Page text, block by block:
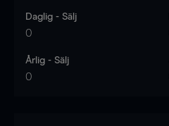
Daglig - Sälj
0
Årlig - Sälj
0